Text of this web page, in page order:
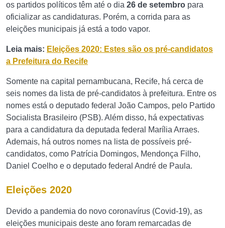
os partidos políticos têm até o dia 26 de setembro para
oficializar as candidaturas. Porém, a corrida para as
eleições municipais já está a todo vapor.
Leia mais: Eleições 2020: Estes são os pré-candidatos
a Prefeitura do Recife
Somente na capital pernambucana, Recife, há cerca de
seis nomes da lista de pré-candidatos à prefeitura. Entre os
nomes está o deputado federal João Campos, pelo Partido
Socialista Brasileiro (PSB). Além disso, há expectativas
para a candidatura da deputada federal Marília Arraes.
Ademais, há outros nomes na lista de possíveis pré-
candidatos, como Patrícia Domingos, Mendonça Filho,
Daniel Coelho e o deputado federal André de Paula.
Eleições 2020
Devido a pandemia do novo coronavírus (Covid-19), as
eleições municipais deste ano foram remarcadas de